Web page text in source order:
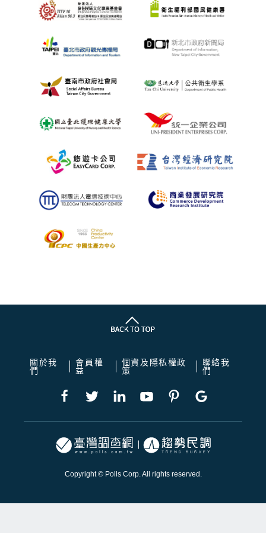
關於我
們
會員權
益
個資及隱私權政
策
聯絡我
們
Copyright © Polls Corp. All rights reserved.